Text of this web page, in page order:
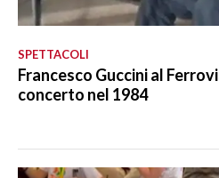
SPETTACOLI
Francesco Guccini al
concerto nel 1984